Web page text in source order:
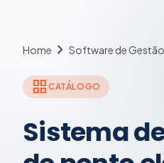
Home chevron_right Software de Gestão
grid_view CATÁLOGO
Sistema